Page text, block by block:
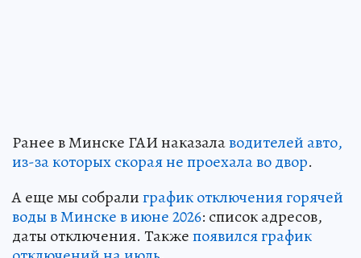
Ранее в Минске ГАИ наказалаводителей авто,
из-за которых скорая не проехала во двор.
А еще мы собралиграфик отключения горячей
воды в Минске в июне 2026: список адресов,
даты отключения. Такжепоявился график